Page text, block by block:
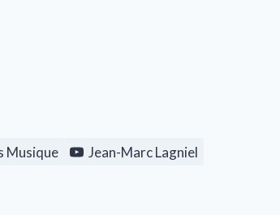
Musique Jean-Marc Lagniel